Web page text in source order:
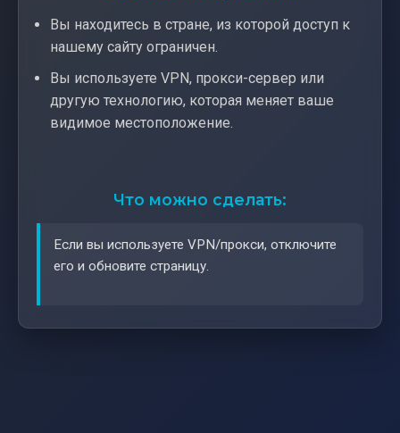
Вы находитесь в стране, из которой доступ к
нашему сайту ограничен.
Вы используете VPN, прокси-сервер или
другую технологию, которая меняет ваше
видимое местоположение.
Что можно сделать:
Если вы используете VPN/прокси, отключите
его и обновите страницу.